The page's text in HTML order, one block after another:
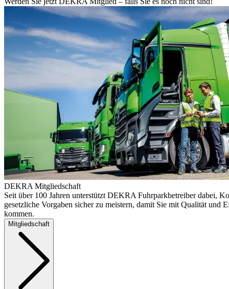
DEKRA Mitgliedschaft
Seit über 100 Jahren unterstützt DEKRA Fuhrparkbetreiber dabei,
gesetzliche Vorgaben sicher zu meistern, damit Sie mit Qualität und
kommen.
Mitgliedschaft